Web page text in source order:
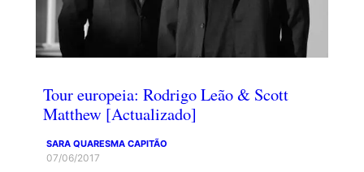
Tour europeia: Rodrigo Leão & Scott
Matthew [Actualizado]
SARA QUARESMA CAPITÃO
07/06/2017